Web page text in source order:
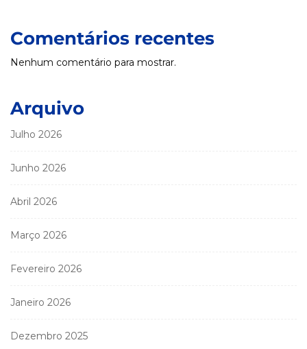
Comentários recentes
Nenhum comentário para mostrar.
Arquivo
Julho 2026
Junho 2026
Abril 2026
Março 2026
Fevereiro 2026
Janeiro 2026
Dezembro 2025